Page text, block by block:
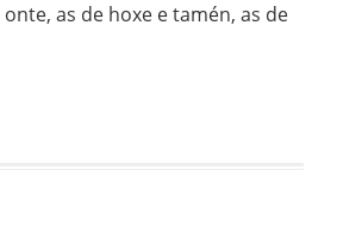
as de hoxe e tamén, as de